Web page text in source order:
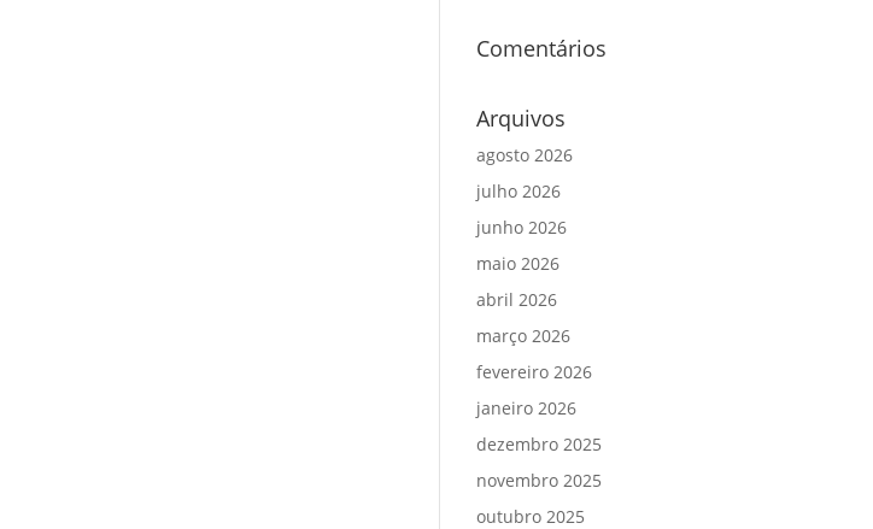
Comentários
Arquivos
agosto 2026
julho 2026
junho 2026
maio 2026
abril 2026
março 2026
fevereiro 2026
janeiro 2026
dezembro 2025
novembro 2025
outubro 2025